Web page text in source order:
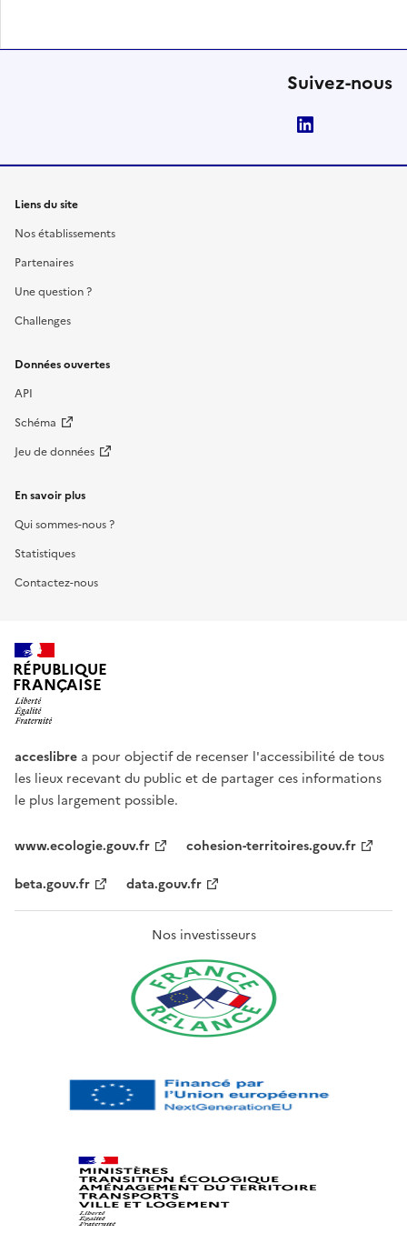
Suivez-nous
Liens du site
Nos établissements
Partenaires
Une question ?
Challenges
Données ouvertes
API
Schéma
Jeu de données
En savoir plus
Qui sommes-nous ?
Statistiques
Contactez-nous
RÉPUBLIQUE
FRANÇAISE
acceslibre a pour objectif de recenser l'accessibilité de tous
les lieux recevant du public et de partager ces informations
le plus largement possible.
www.ecologie.gouv.fr
cohesion-territoires.gouv.fr
beta.gouv.fr
data.gouv.fr
Nos investisseurs